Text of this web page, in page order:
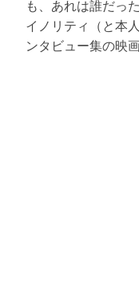
も、あれは誰だっ
イノリティ（と本
ンタビュー集の映画